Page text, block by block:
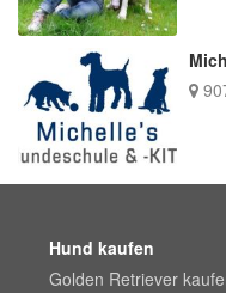
Hund kaufen
Golden Retriever